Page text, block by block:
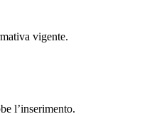
vigente.
l’inserimento.